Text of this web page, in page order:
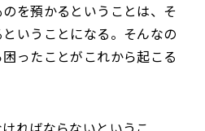
を預かるということは、そ
いうことになる。そんなの
ったことがこれから起こる